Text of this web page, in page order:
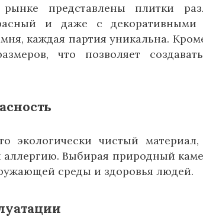
представлены плитки
и даже с декоративными
каждая партия уникальна.
что позволяет
экологически чистый
Выбирая природный
среды и здоровья людей.